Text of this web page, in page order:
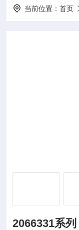
当前位置：首页